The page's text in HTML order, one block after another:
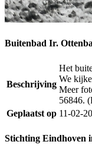
Buitenbad Ir.
Beschrijving
Het
We
Meer
56846.
Geplaatst op 11-02-
Stichting Eindhoven